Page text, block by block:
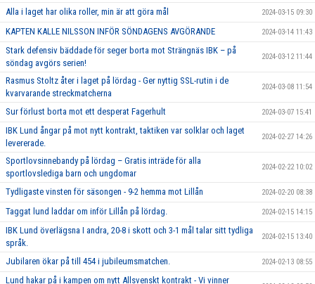
Alla i laget har olika roller, min är att göra mål 2024-03-15 09:30
KAPTEN KALLE NILSSON INFÖR SÖNDAGENS AVGÖRANDE 2024-03-14 11:43
Stark defensiv bäddade för seger borta mot Strängnäs IBK – på
söndag avgörs serien!
2024-03-12 11:44
Rasmus Stoltz åter i laget på lördag - Ger nyttig SSL-rutin i de
kvarvarande streckmatcherna
2024-03-08 11:54
Sur förlust borta mot ett desperat Fagerhult 2024-03-07 15:41
IBK Lund ångar på mot nytt kontrakt, taktiken var solklar och laget
levererade.
2024-02-27 14:26
Sportlovsinnebandy på lördag – Gratis inträde för alla
sportlovslediga barn och ungdomar
2024-02-22 10:02
Tydligaste vinsten för säsongen - 9-2 hemma mot Lillån 2024-02-20 08:38
Taggat lund laddar om inför Lillån på lördag. 2024-02-15 14:15
IBK Lund överlägsna I andra, 20-8 i skott och 3-1 mål talar sitt tydliga
språk.
2024-02-15 13:40
Jubilaren ökar på till 454 i jubileumsmatchen. 2024-02-13 08:55
Lund hakar på i kampen om nytt Allsvenskt kontrakt - Vi vinner